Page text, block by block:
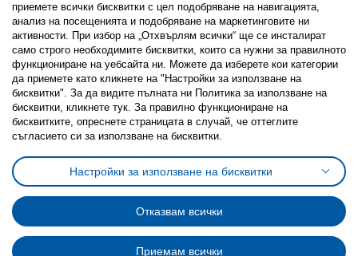
Последвайте ни:
FacebookTwitterYoutubePinterestInstagram
Политика за използване на бисквитки (Cookies)
Избор на настройки за използване на бисквитки
Условия за ползване на ikea.bgОбща политика за личните данни
Политика за защита на личните данни на ikea.bg
Общи условия на програма IKEA Family
Политика за защита на лични данни на програма IKEA Family
приемете всички бисквитки с цел подобряване на навигацията,
анализ на посещенията и подобряване на маркетинговите ни
активности. При избор на „Отхвърлям всички“ ще се инсталират
само строго необходимитe бисквитки, които са нужни за правилното
функциониране на уебсайта ни. Можете да изберете кои категории
да приемете като кликнете на "Настройки за използване на
бисквитки". За да видите пълната ни Политика за използване на
бисквитки, кликнете тук. За правилно функциониране на
бисквитките, опреснете страницата в случай, че оттеглите
съгласието си за използване на бисквитки.
Настройки за използване на бисквитки
Отказвам всички
Приемам всички